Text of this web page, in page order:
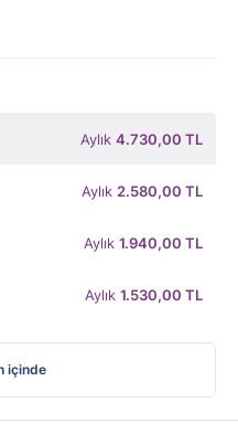
Aylık 4.730,00 TL
Aylık 2.580,00 TL
Aylık 1.940,00 TL
Aylık 1.530,00 TL
içinde